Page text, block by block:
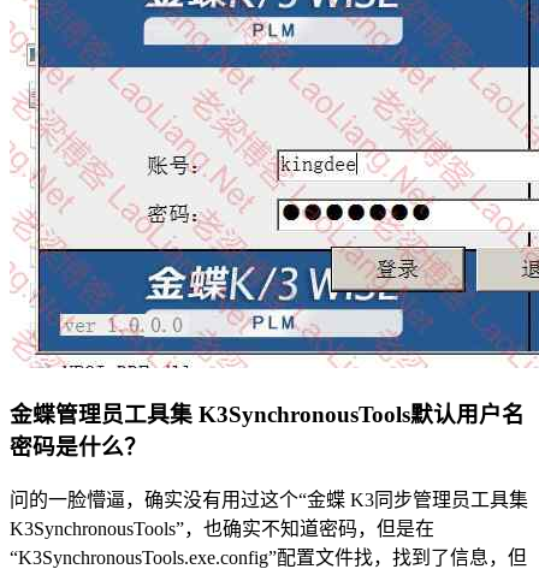
金蝶管理员工具集 K3SynchronousTools默认用户名
密码是什么？
问的一脸懵逼，确实没有用过这个“金蝶 K3同步管理员工具集
K3SynchronousTools”，也确实不知道密码，但是在
“K3SynchronousTools.exe.config”配置文件找，找到了信息，但